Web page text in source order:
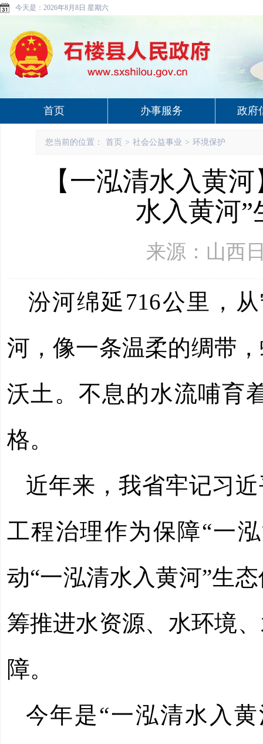
今天是： 2026年8月8日 星期六
首页 办事服务 政府
您当前的位置： 首页 > 社会公益事业 > 环境保护
【一泓清水入黄
水入黄河
来源：山西
汾河绵延716公里，
河，像一条温柔的绸带
沃土。不息的水流哺育
格。
近年来，我省牢记习
工程治理作为保障“一
动“一泓清水入黄河”生
筹推进水资源、水环境
障。
今年是“一泓清水入